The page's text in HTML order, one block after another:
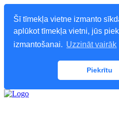
Šī tīmekļa vietne izmanto
aplūkot tīmekļa vietni, jūs
izmantošanai. Uzzināt vairāk
Piekrītu